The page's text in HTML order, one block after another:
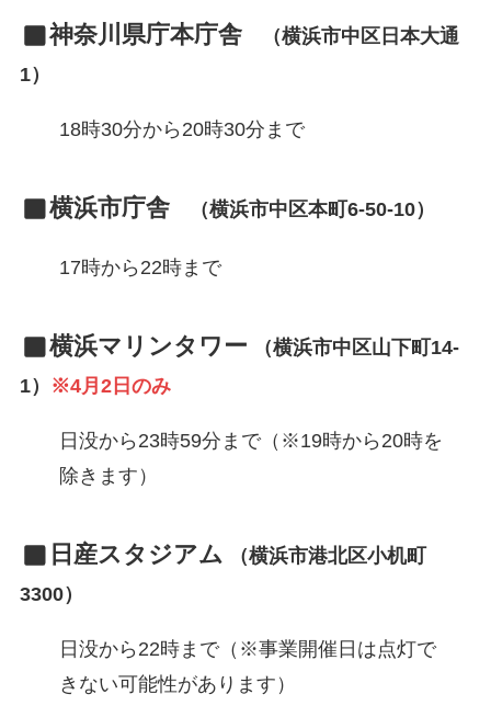
神奈川県庁本庁舎（横浜市中区日本大通
1）
18時30分から20時30分まで
横浜市庁舎（横浜市中区本町6-50-10）
17時から22時まで
横浜マリンタワー （横浜市中区山下町14-
1）
※4月2日のみ
日没から23時59分まで（※19時から20時を
除きます）
日産スタジアム （横浜市港北区小机町
3300）
日没から22時まで（※事業開催日は点灯で
きない可能性があります）